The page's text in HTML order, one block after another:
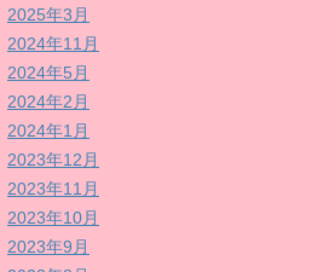
2025年3月
2024年11月
2024年5月
2024年2月
2024年1月
2023年12月
2023年11月
2023年10月
2023年9月